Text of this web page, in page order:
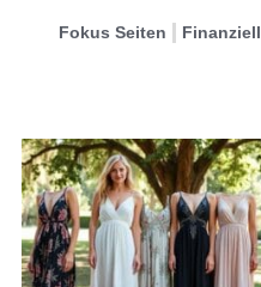
Fokus Seiten Finanziell